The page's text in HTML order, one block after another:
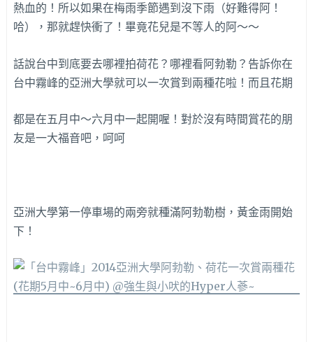
熱血的！所以如果在梅雨季節遇到沒下雨（好難得阿！
哈），那就趕快衝了！畢竟花兒是不等人的阿～～
話說台中到底要去哪裡拍荷花？哪裡看阿勃勒？告訴你在
台中霧峰的亞洲大學就可以一次賞到兩種花啦！而且花期
都是在五月中～六月中一起開喔！對於沒有時間賞花的朋
友是一大福音吧，呵呵
亞洲大學第一停車場的兩旁就種滿阿勃勒樹，黃金雨開始
下！